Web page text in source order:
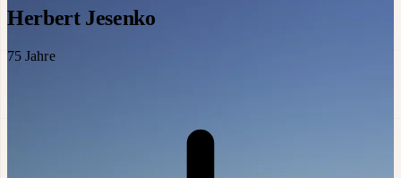
Herbert Jesenko
75 Jahre